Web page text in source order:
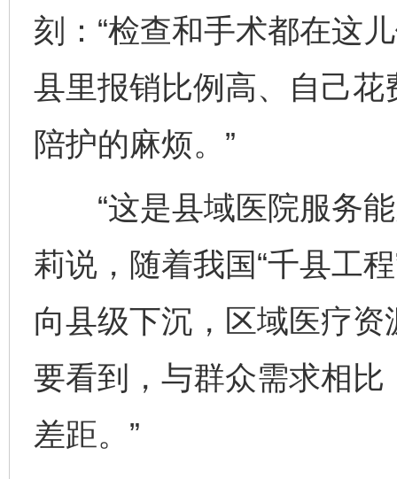
刻：“检查和手术都在这
县里报销比例高、自己
陪护的麻烦。”
“这是县域医院服务能
莉说，随着我国“千县工
向县级下沉，区域医疗
要看到，与群众需求相
差距。”